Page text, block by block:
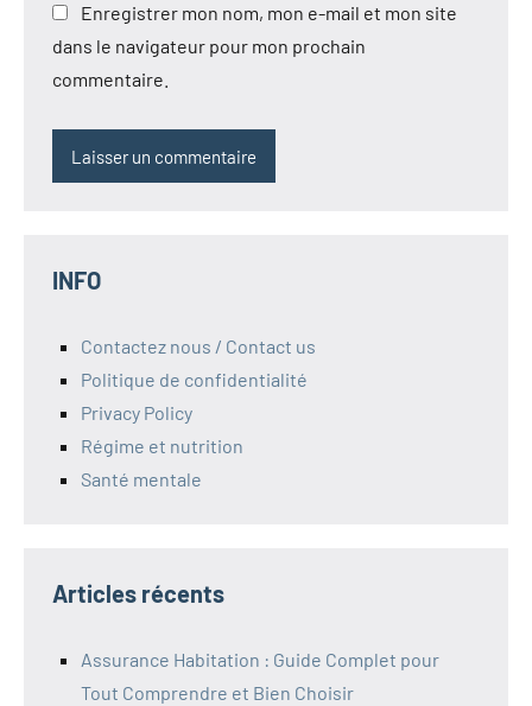
Enregistrer mon nom, mon e-mail et mon site
dans le navigateur pour mon prochain
commentaire.
INFO
Contactez nous / Contact us
Politique de confidentialité
Privacy Policy
Régime et nutrition
Santé mentale
Articles récents
Assurance Habitation : Guide Complet pour
Tout Comprendre et Bien Choisir